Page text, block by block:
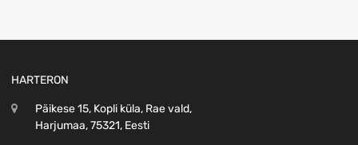
HARTERON
Päikese 15, Kopli küla, Rae vald,
Harjumaa, 75321, Eesti